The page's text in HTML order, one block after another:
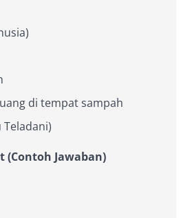
di tempat sampah
Teladani)
(Contoh Jawaban)